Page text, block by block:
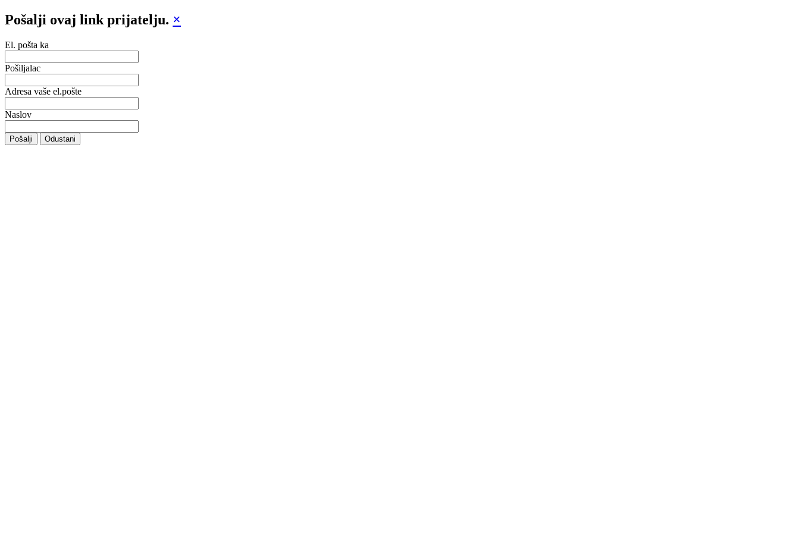
Pošalji ovaj link prijatelju. ×
El. pošta ka
Pošiljalac
Adresa vaše el.pošte
Naslov
Pošalji Odustani